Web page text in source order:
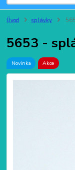
Úvod splávky
5653 -
Novinka Akce